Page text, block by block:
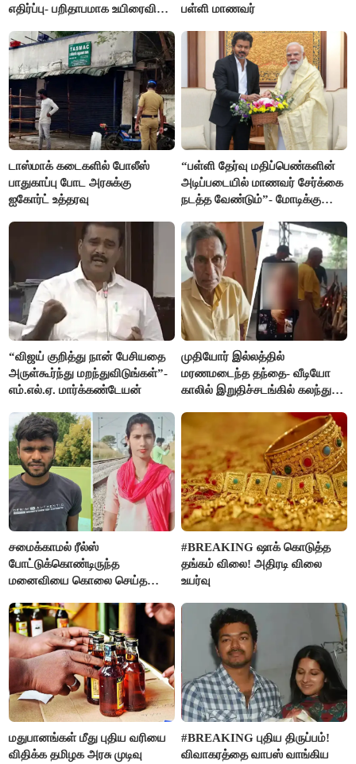
எதிர்ப்பு- பறிதாபமாக உயிரைவிட்ட
பள்ளி மாணவர்
டாஸ்மாக் கடைகளில் போலீஸ்
பாதுகாப்பு போட அரசுக்கு
ஐகோர்ட் உத்தரவு
“பள்ளி தேர்வு மதிப்பெண்களின்
அடிப்படையில் மாணவர் சேர்க்கை
நடத்த வேண்டும்”- மோடிக்கு
“விஜய் குறித்து நான் பேசியதை
அருள்கூர்ந்து மறந்துவிடுங்கள்”-
எம்.எல்.ஏ. மார்க்கண்டேயன்
முதியோர் இல்லத்தில்
மரணமடைந்த தந்தை- வீடியோ
காலில் இறுதிச்சடங்கில் கலந்து
சமைக்காமல் ரீல்ஸ்
போட்டுக்கொண்டிருந்த
மனைவியை கொலை செய்த
#BREAKING ஷாக் கொடுத்த
தங்கம் விலை! அதிரடி விலை
உயர்வு
மதுபானங்கள் மீது புதிய வரியை
விதிக்க தமிழக அரசு முடிவு
#BREAKING புதிய திருப்பம்!
விவாகரத்தை வாபஸ் வாங்கிய